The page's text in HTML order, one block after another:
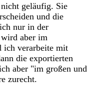
geläufig. Sie
und die
nur in der
aber im
ich verarbeite mit
die exportierten
aber "im großen und
zurecht.